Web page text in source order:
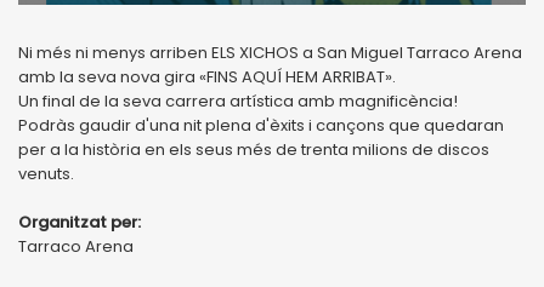
Ni més ni menys arriben ELS XICHOS a San Miguel Tarraco Arena
amb la seva nova gira «FINS AQUÍ HEM ARRIBAT».
Un final de la seva carrera artística amb magnificència!
Podràs gaudir d'una nit plena d'èxits i cançons que quedaran
per a la història en els seus més de trenta milions de discos
venuts.
Organitzat per:
Tarraco Arena